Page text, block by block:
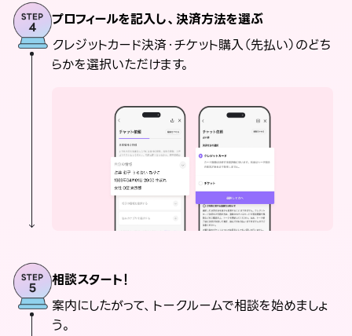
プロフィールを記入し、決済方法を選ぶ
クレジットカード決済・チケット購入（先払い）のどち
らかを選択いただけます。
相談スタート！
案内にしたがって、トークルームで相談を始めましょ
う。